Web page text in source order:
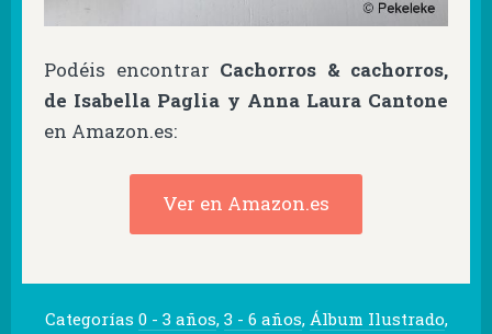
Podéis encontrar Cachorros & cachorros,
de Isabella Paglia y Anna Laura Cantone
en Amazon.es:
Ver en Amazon.es
Categorías 0 - 3 años, 3 - 6 años, Álbum Ilustrado,